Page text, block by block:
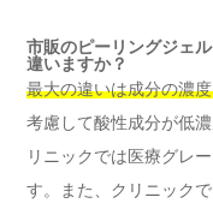
市販のピーリングジェ
違いますか？
最大の違いは成分の濃
考慮して酸性成分が低
リニックでは医療グレ
す。また、クリニック